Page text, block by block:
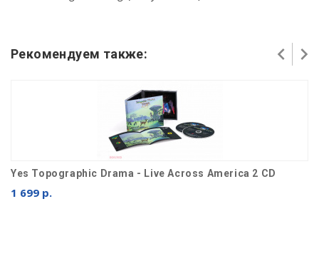
Рекомендуем также:
Yes Topographic Drama - Live Across America 2 CD
1 699 р.